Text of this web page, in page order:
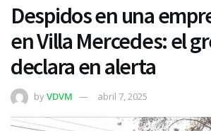
Despidos en una
en Villa Mercedes: el
declara en alerta
byVDVM abril 7, 2025